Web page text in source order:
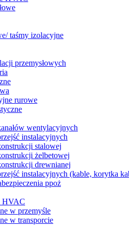
taśmy izolacyjne
przemysłowych
rurowe
wentylacyjnych
instalacyjnych
stalowej
żelbetowej
drewnianej
instalacyjnych (kable, korytka
ppoż
HVAC
w przemyśle
w transporcie